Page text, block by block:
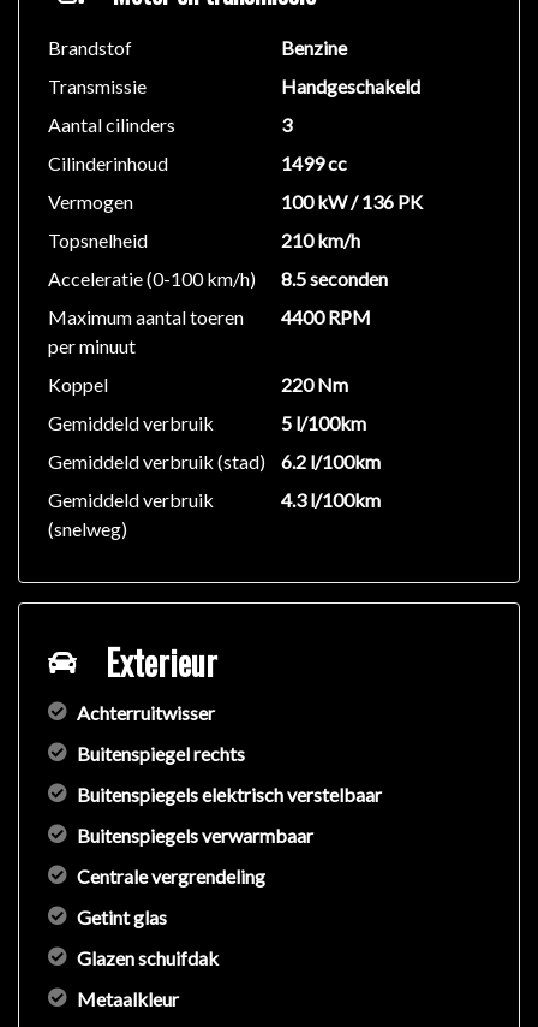
Brandstof
Benzine
Transmissie
Handgeschakeld
Aantal cilinders
3
Cilinderinhoud
1499 cc
Vermogen
100 kW / 136 PK
Topsnelheid
210 km/h
Acceleratie (0-100 km/h)
8.5 seconden
Maximum aantal toeren
per minuut
4400 RPM
Koppel
220 Nm
Gemiddeld verbruik
5 l/100km
Gemiddeld verbruik (stad)
6.2 l/100km
Gemiddeld verbruik
(snelweg)
4.3 l/100km
Exterieur
Achterruitwisser
Buitenspiegel rechts
Buitenspiegels elektrisch verstelbaar
Buitenspiegels verwarmbaar
Centrale vergrendeling
Getint glas
Glazen schuifdak
Metaalkleur